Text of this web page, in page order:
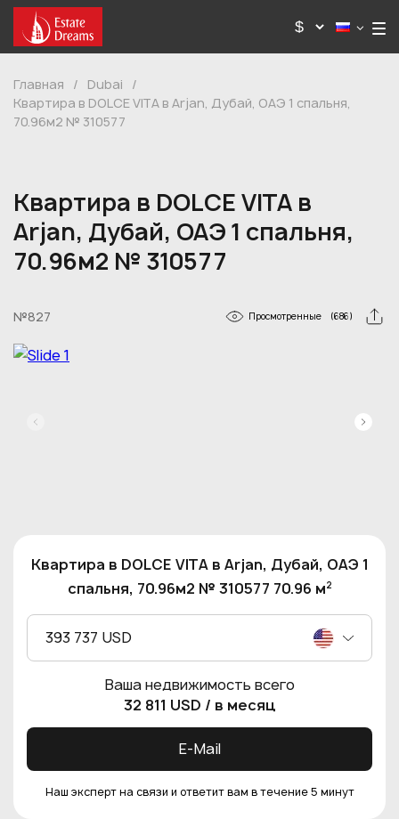
Главная / Dubai
/
Квартира в DOLCE VITA в Arjan, Дубай, ОАЭ 1 спальня,
70.96м2 № 310577
Квартира в DOLCE VITA в
Arjan, Дубай, ОАЭ 1 спальня,
70.96м2 № 310577
№827 Просмотренные (686)
Квартира в DOLCE VITA в Arjan, Дубай, ОАЭ 1
спальня, 70.96м2 № 310577 70.96 м2
393 737 USD
Ваша недвижимость всего
32 811 USD / в месяц
E-Mail
Наш эксперт на связи и ответит вам в течение 5 минут